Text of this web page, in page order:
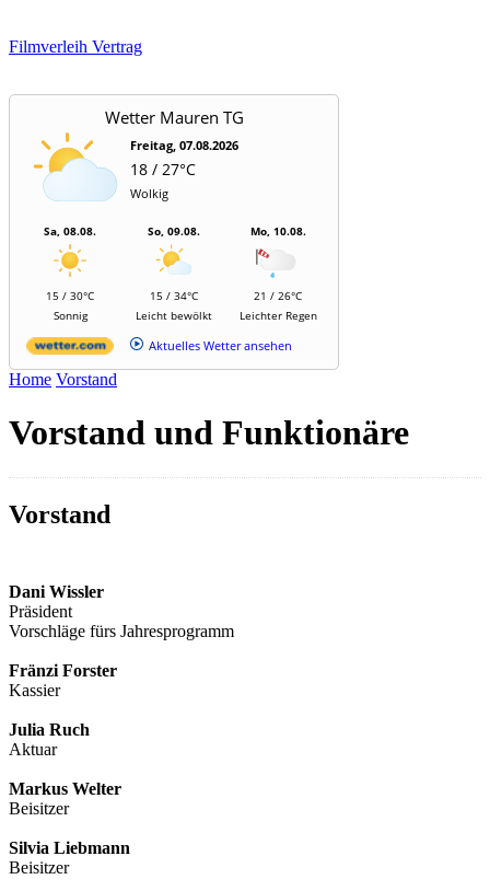
Filmverleih Vertrag
Wetter Mauren TG
Freitag, 07.08.2026
18 / 27°C
Wolkig
Sa, 08.08.
15 / 30°C
Sonnig
So, 09.08.
15 / 34°C
Leicht bewölkt
Mo, 10.08.
21 / 26°C
Leichter Regen
Aktuelles Wetter ansehen
Home Vorstand
Vorstand und Funktionäre
Vorstand
Dani Wissler
Präsident
Vorschläge fürs Jahresprogramm
Fränzi Forster
Kassier
Julia Ruch
Aktuar
Markus Welter
Beisitzer
Silvia Liebmann
Beisitzer